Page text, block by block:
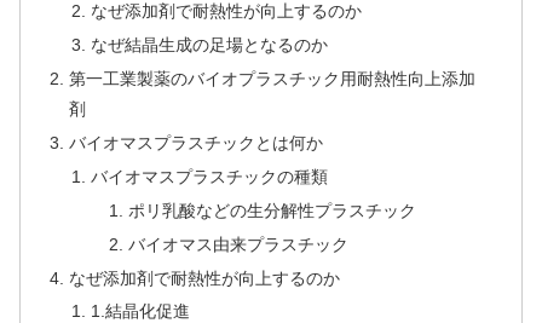
なぜ添加剤で耐熱性が向上するのか
なぜ結晶生成の足場となるのか
第一工業製薬のバイオプラスチック用耐熱性向上添加
剤
バイオマスプラスチックとは何か
バイオマスプラスチックの種類
ポリ乳酸などの生分解性プラスチック
バイオマス由来プラスチック
なぜ添加剤で耐熱性が向上するのか
1.結晶化促進